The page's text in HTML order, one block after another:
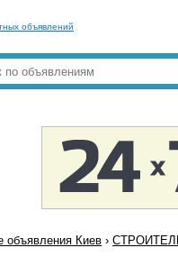
объявлений
объявления Киев ›